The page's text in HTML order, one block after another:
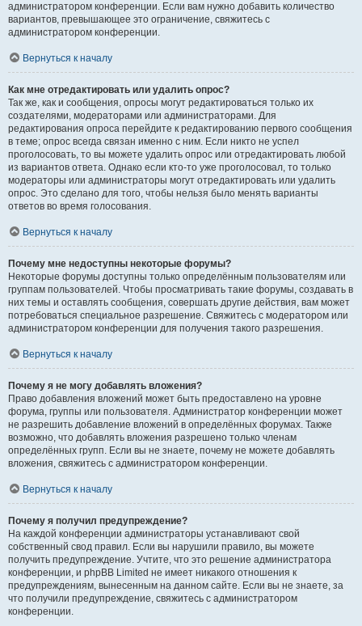
администратором конференции. Если вам нужно добавить количество
вариантов, превышающее это ограничение, свяжитесь с
администратором конференции.
Вернуться к началу
Как мне отредактировать или удалить опрос?
Так же, как и сообщения, опросы могут редактироваться только их
создателями, модераторами или администраторами. Для
редактирования опроса перейдите к редактированию первого сообщения
в теме; опрос всегда связан именно с ним. Если никто не успел
проголосовать, то вы можете удалить опрос или отредактировать любой
из вариантов ответа. Однако если кто-то уже проголосовал, то только
модераторы или администраторы могут отредактировать или удалить
опрос. Это сделано для того, чтобы нельзя было менять варианты
ответов во время голосования.
Вернуться к началу
Почему мне недоступны некоторые форумы?
Некоторые форумы доступны только определённым пользователям или
группам пользователей. Чтобы просматривать такие форумы, создавать в
них темы и оставлять сообщения, совершать другие действия, вам может
потребоваться специальное разрешение. Свяжитесь с модератором или
администратором конференции для получения такого разрешения.
Вернуться к началу
Почему я не могу добавлять вложения?
Право добавления вложений может быть предоставлено на уровне
форума, группы или пользователя. Администратор конференции может
не разрешить добавление вложений в определённых форумах. Также
возможно, что добавлять вложения разрешено только членам
определённых групп. Если вы не знаете, почему не можете добавлять
вложения, свяжитесь с администратором конференции.
Вернуться к началу
Почему я получил предупреждение?
На каждой конференции администраторы устанавливают свой
собственный свод правил. Если вы нарушили правило, вы можете
получить предупреждение. Учтите, что это решение администратора
конференции, и phpBB Limited не имеет никакого отношения к
предупреждениям, вынесенным на данном сайте. Если вы не знаете, за
что получили предупреждение, свяжитесь с администратором
конференции.